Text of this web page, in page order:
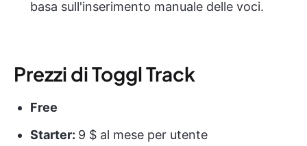
basa sull'inserimento manuale delle voci.
Prezzi di Toggl Track
Free
Starter: 9 $ al mese per utente